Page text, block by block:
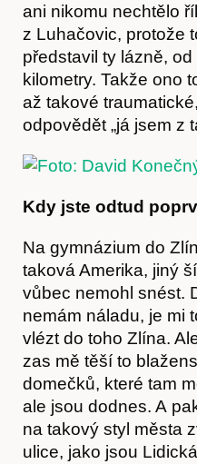
ani nikomu nechtělo
z Luhačovic, protože
představil ty lázně,
kilometry. Takže ono
až takové
odpovědět „já jsem z
Kdy jste odtud
Na gymnázium do
taková Amerika, jiný
vůbec nemohl snést.
nemám náladu, je mi
vlézt do toho Zlína.
zas mě těší to
domečků, které tam
ale jsou dodnes. A
na takový styl města
ulice, jako jsou